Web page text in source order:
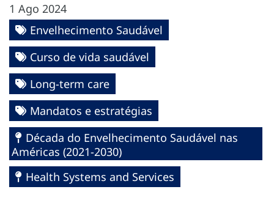
1 Ago 2024
Envelhecimento Saudável
Curso de vida saudável
Long-term care
Mandatos e estratégias
Década do Envelhecimento Saudável nas
Américas (2021-2030)
Health Systems and Services